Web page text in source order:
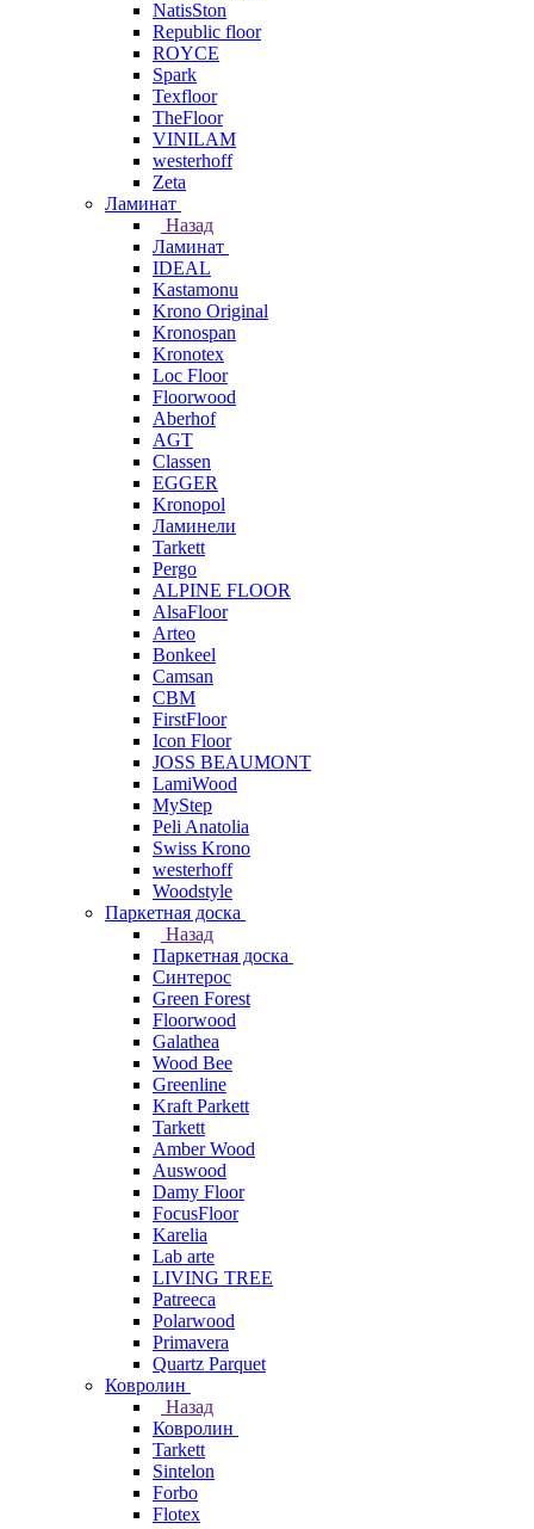
NatisSton
Republic floor
ROYCE
Spark
Texfloor
TheFloor
VINILAM
westerhoff
Zeta
Ламинат
Назад
Ламинат
IDEAL
Kastamonu
Krono Original
Kronospan
Kronotex
Loc Floor
Floorwood
Aberhof
AGT
Classen
EGGER
Kronopol
Ламинели
Tarkett
Pergo
ALPINE FLOOR
AlsaFloor
Arteo
Bonkeel
Camsan
CBM
FirstFloor
Icon Floor
JOSS BEAUMONT
LamiWood
MyStep
Peli Anatolia
Swiss Krono
westerhoff
Woodstyle
Паркетная доска
Назад
Паркетная доска
Синтерос
Green Forest
Floorwood
Galathea
Wood Bee
Greenline
Kraft Parkett
Tarkett
Amber Wood
Auswood
Damy Floor
FocusFloor
Karelia
Lab arte
LIVING TREE
Patreeca
Polarwood
Primavera
Quartz Parquet
Ковролин
Назад
Ковролин
Tarkett
Sintelon
Forbo
Flotex